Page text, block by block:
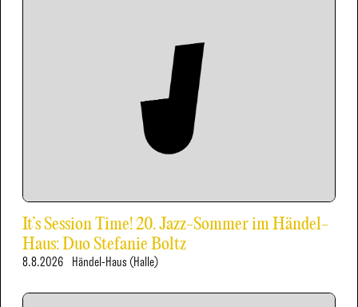
It’s Session Time! 20. Jazz-Sommer im Händel-
Haus: Duo Stefanie Boltz
8.8.2026 Händel-Haus (Halle)